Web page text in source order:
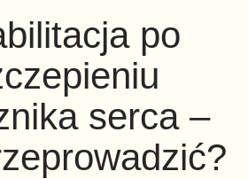
po
serca –